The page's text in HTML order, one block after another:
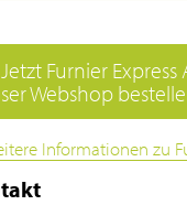
Furnier Express
Webshop
Informationen zu